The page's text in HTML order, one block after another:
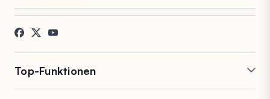
Karriere
Referenzen
Partner
Top-Funktionen